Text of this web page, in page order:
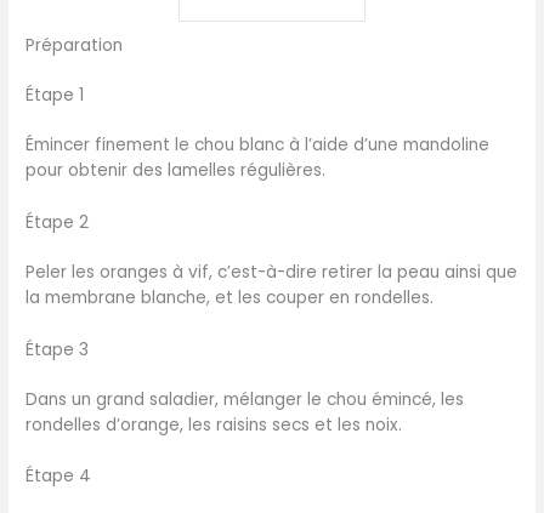
Préparation
Étape 1
Émincer finement le chou blanc à l’aide d’une mandoline
pour obtenir des lamelles régulières.
Étape 2
Peler les oranges à vif, c’est-à-dire retirer la peau ainsi que
la membrane blanche, et les couper en rondelles.
Étape 3
Dans un grand saladier, mélanger le chou émincé, les
rondelles d’orange, les raisins secs et les noix.
Étape 4